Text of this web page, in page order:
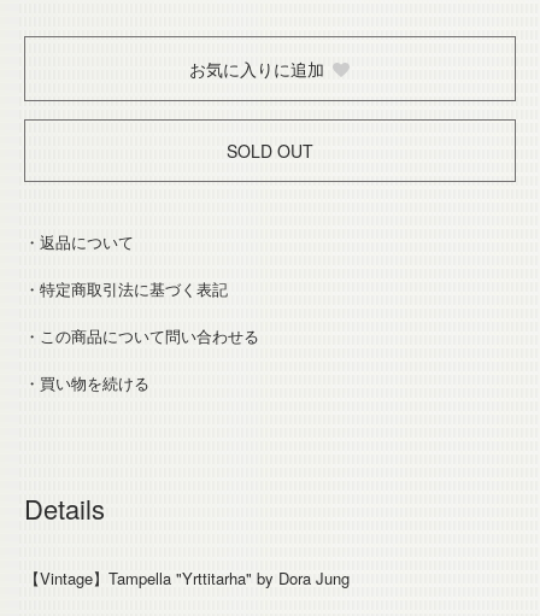
お気に入りに追加
SOLD OUT
・返品について
・特定商取引法に基づく表記
・この商品について問い合わせる
・買い物を続ける
Details
【Vintage】Tampella "Yrttitarha" by Dora Jung